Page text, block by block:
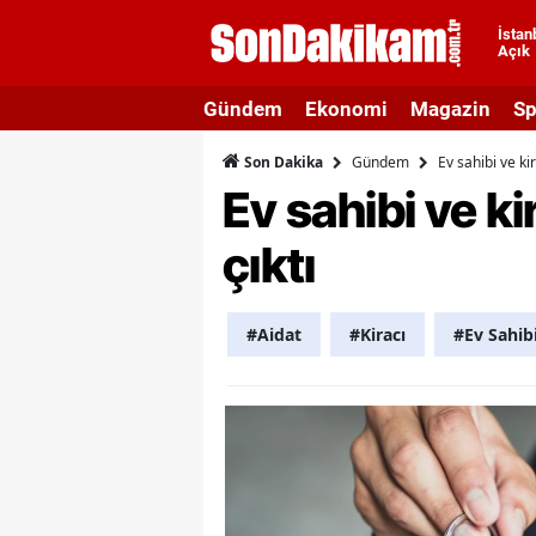
Açık
Gündem Ekonomi Magazin
Son Dakika Gündem Ev sahibi ve
Ev sahibi ve
çıktı
#Aidat #Kiracı #Ev